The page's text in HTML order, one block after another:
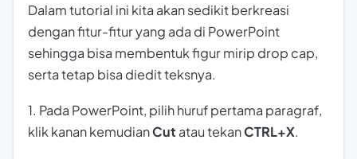
Dalam tutorial ini kita akan sedikit berkreasi
dengan fitur-fitur yang ada di PowerPoint
sehingga bisa membentuk figur mirip drop cap,
serta tetap bisa diedit teksnya.
1. Pada PowerPoint, pilih huruf pertama paragraf,
klik kanan kemudianCut atau tekanCTRL+X.